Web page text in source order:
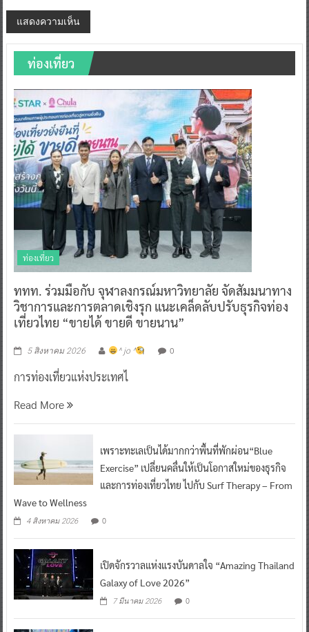
ท่องเที่ยว
ท่องเที่ยว
ททท. ร่วมมือกับ จุฬาลงกรณ์มหาวิทยาลัย จัดสัมมนาทาง
วิชาการและการตลาดเชิงรุก แนะเคล็ดลับปรับธุรกิจท่อง
เที่ยวไทย “ขายได้ ขายดี ขายนาน”
5 สิงหาคม 2026 ^ jo ^ 0
การท่องเที่ยวแห่งประเทศไ
Read More
เพราะทะเลเป็นได้มากกว่าพื้นที่พักผ่อน“Blue
Exercise” เปลี่ยนคลื่นให้เป็นโอกาสใหม่ของธุรกิจ
และการท่องเที่ยวไทย ไปกับ Surf Therapy – From
Wave to Wellness
4 สิงหาคม 2026 0
เปิดจักรวาลแห่งแรงบันดาลใจ “Amazing Thailand
Galaxy of Love 2026”
7 มีนาคม 2026 0